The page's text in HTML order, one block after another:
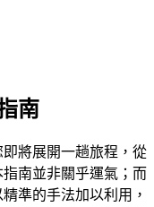
南
將展開一趟旅程，從
南並非關乎運氣；而
準的手法加以利用，